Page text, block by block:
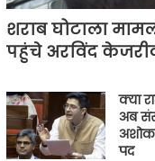
शराब घोटाला
पहुंचे अरविंद
क्या
अब
अशोक
पद